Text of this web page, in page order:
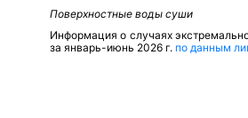
Поверхностные воды суши
Информация о случаях
за январь-июнь 2026 г. по данным